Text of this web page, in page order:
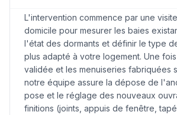
L'intervention commence par une
domicile pour mesurer les baies
l'état des dormants et définir le type
plus adapté à votre logement. Une
validée et les menuiseries fabriquées
notre équipe assure la dépose de
pose et le réglage des nouveaux
finitions (joints, appuis de fenêtre,